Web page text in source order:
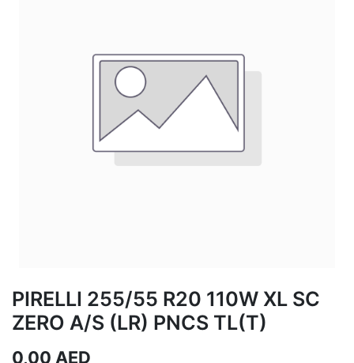
PIRELLI 255/55 R20 110W XL SC
ZERO A/S (LR) PNCS TL(T)
0,00 AED